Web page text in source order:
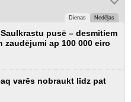
Dienas Nedēļas
pusē – desmitiem
ap 100 000 eiro
varēs nobraukt līdz pat